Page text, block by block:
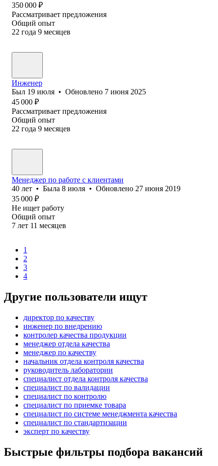
350 000 ₽
Рассматривает предложения
Общий опыт
22 года 9 месяцев
Инженер
Был 19 июля • Обновлено 7 июня 2025
45 000 ₽
Рассматривает предложения
Общий опыт
22 года 9 месяцев
Менеджер по работе с клиентами
40 лет • Была 8 июля • Обновлено 27 июня 2019
35 000 ₽
Не ищет работу
Общий опыт
7 лет 11 месяцев
1
2
3
4
Другие пользователи ищут
директор по качеству
инженер по внедрению
контролер качества продукции
менеджер отдела качества
менеджер по качеству
начальник отдела контроля качества
руководитель лаборатории
специалист отдела контроля качества
специалист по валидации
специалист по контролю
специалист по приемке товара
специалист по системе менеджмента качества
специалист по стандартизации
эксперт по качеству
Быстрые фильтры подбора вакансий